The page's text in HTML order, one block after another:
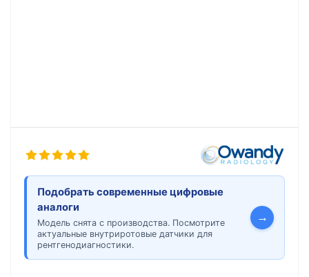
Подобрать современные цифровые
аналоги
Модель снята с производства. Посмотрите
актуальные внутриротовые датчики для
рентгенодиагностики.
→